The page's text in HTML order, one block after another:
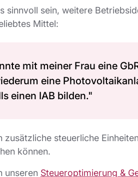
sinnvoll sein, weitere
Mittel:
mit meiner Frau eine
eine
einen IAB bilden."
zusätzliche steuerliche
können.
unseren Steueroptimierung &